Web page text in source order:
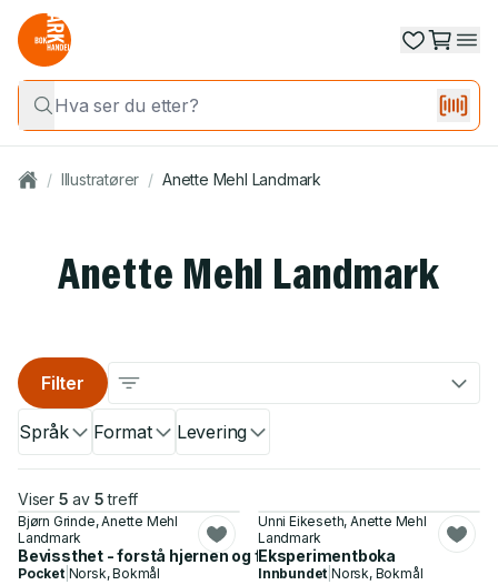
/ Illustratører / Anette Mehl Landmark
Anette Mehl Landmark
Språk Format Levering
Filter
Viser 5 av 5 treff
Bjørn Grinde, Anette Mehl
Landmark
Bevissthet - forstå hjernen og få et bedre liv
Pocket| Norsk, Bokmål
Unni Eikeseth, Anette Mehl
Landmark
Eksperimentboka
Innbundet |Norsk, Bokmål